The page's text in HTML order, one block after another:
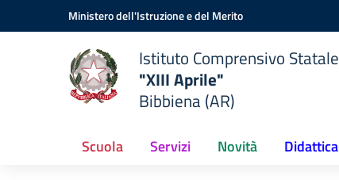
Vai ai contenuti
Vai al menu di navigazioneMinistero dell'Istruzione e del Merito
Istituto Comprensivo Statale
"XIII Aprile"
Bibbiena (AR)
Scuola Servizi Novità Didattica